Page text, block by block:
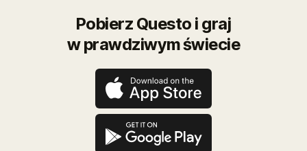
Pobierz Questo i graj
w prawdziwym świecie